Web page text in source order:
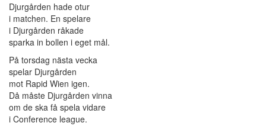
Djurgården hade otur
i matchen. En spelare
i Djurgården råkade
sparka in bollen i eget mål.
På torsdag nästa vecka
spelar Djurgården
mot Rapid Wien igen.
Då måste Djurgården vinna
om de ska få spela vidare
i Conference league.